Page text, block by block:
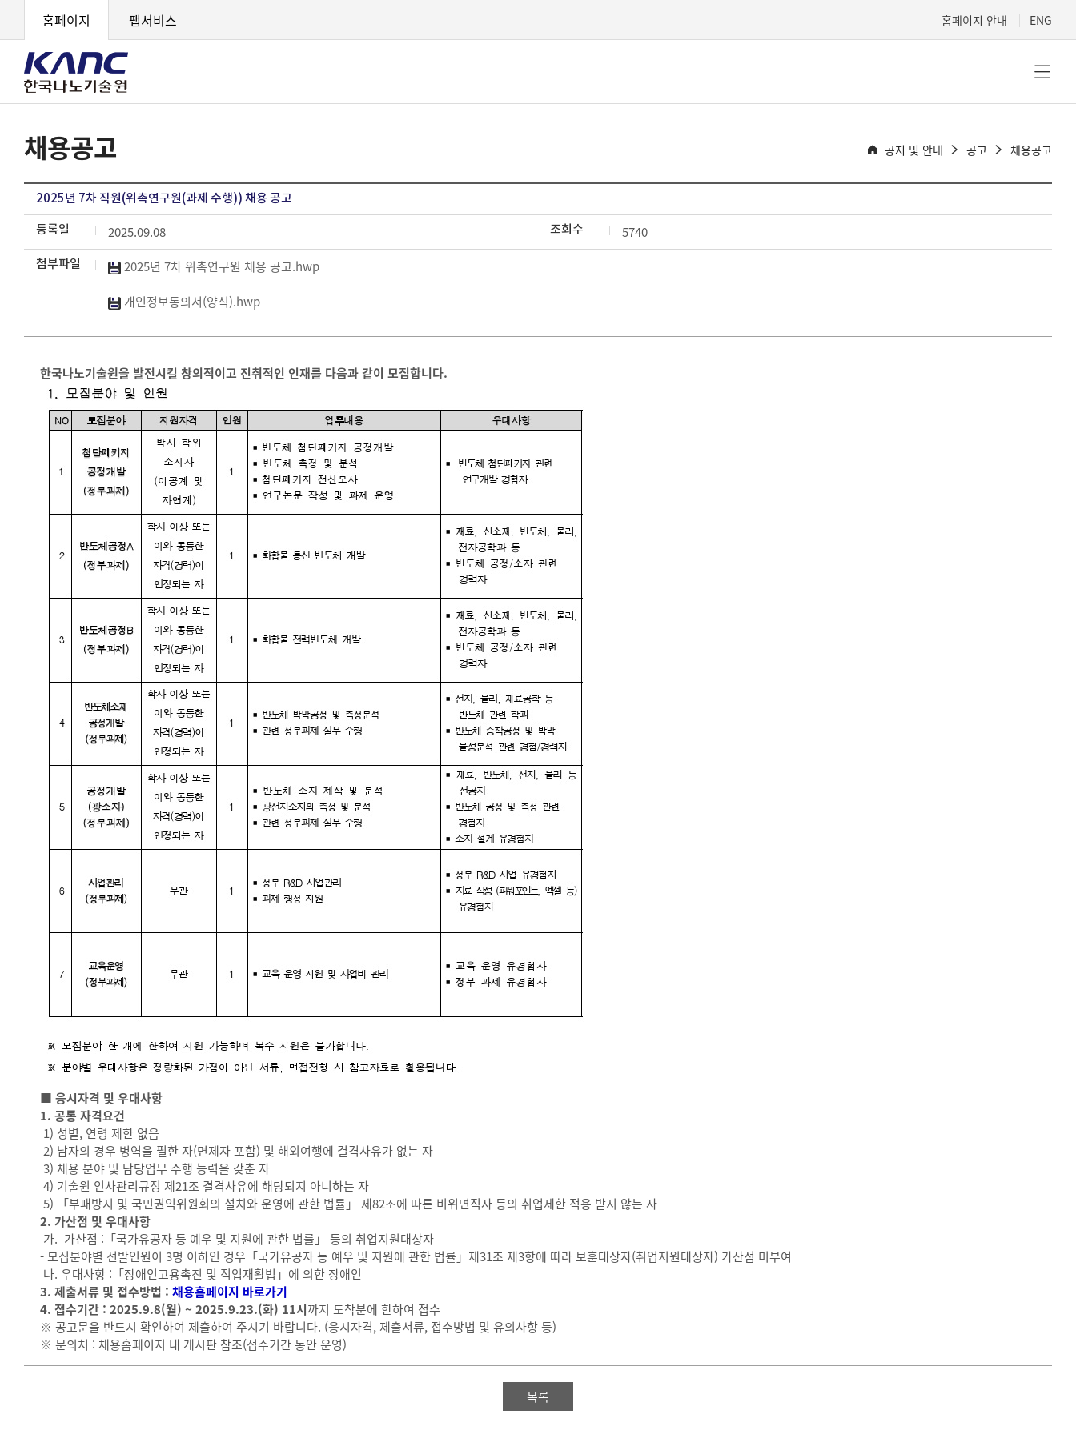
홈페이지 팹서비스 홈페이지 안내 ENG
채용공고 공지 및 안내 공고 채용공고
2025년 7차 직원(위촉연구원(과제 수행)) 채용 공고
등록일 2025.09.08 조회수 5740
첨부파일
2025년 7차 위촉연구원 채용 공고.hwp
개인정보동의서(양식).hwp
한국나노기술원을 발전시킬 창의적이고 진취적인 인재를 다음과 같이 모집합니다.
■ 응시자격 및 우대사항
1. 공통 자격요건
1) 성별, 연령 제한 없음
2) 남자의 경우 병역을 필한 자(면제자 포함) 및 해외여행에 결격사유가 없는 자
3) 채용 분야 및 담당업무 수행 능력을 갖춘 자
4) 기술원 인사관리규정 제21조 결격사유에 해당되지 아니하는 자
5) 「부패방지 및 국민권익위원회의 설치와 운영에 관한 법률」 제82조에 따른 비위면직자 등의 취업제한 적용 받지 않는 자
2. 가산점 및 우대사항
가. 가산점 :「국가유공자 등 예우 및 지원에 관한 법률」 등의 취업지원대상자
- 모집분야별 선발인원이 3명 이하인 경우「국가유공자 등 예우 및 지원에 관한 법률」제31조 제3항에 따라 보훈대상자(취업지원대상자) 가산점 미부여
나. 우대사항 :「장애인고용촉진 및 직업재활법」에 의한 장애인
3. 제출서류 및 접수방법 : 채용홈페이지 바로가기
4. 접수기간 : 2025.9.8(월) ~ 2025.9.23.(화) 11시까지 도착분에 한하여 접수
※ 공고문을 반드시 확인하여 제출하여 주시기 바랍니다. (응시자격, 제출서류, 접수방법 및 유의사항 등)
※ 문의처 : 채용홈페이지 내 게시판 참조(접수기간 동안 운영)
목록